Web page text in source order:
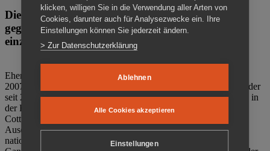
Die Gedenkstätte Zuchthaus Cottbus ist ein Ort
gegen das Vergessen. Anschaulich, nah und
einzigartig.
Ehemalige politische Häftlinge der DDR gründeten im Oktober
2007 den Verein Menschenrechtszentrum Cottbus e. V. (MRZ), der
seit 2011 Eigentümer des ehemaligen Gefängnisses (1860-2002) in
der Bautzener Straße und Träger der Gedenkstätte Zuchthaus
Cottbus ist. Im Zentrum der Arbeit der Gedenkstätte steht die
Auseinandersetzung mit politischem Unrecht während der
nationalsozialistischen Terrorherrschaft und der SED-Diktatur.
klicken, willigen Sie in die Verwendung aller Arten von
Cookies, darunter auch für Analysezwecke ein. Ihre
Einstellungen können Sie jederzeit ändern.
> Zur Datenschutzerklärung
Ablehnen
Alle Cookies akzeptieren
Einstellungen